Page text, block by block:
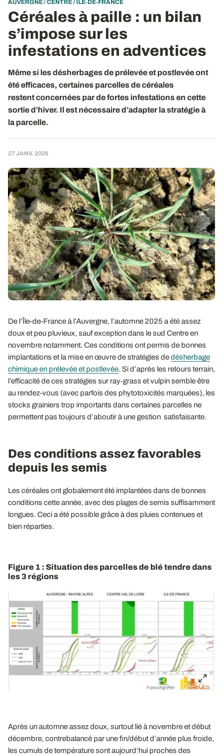
AUVERGNE / CENTRE / ÎLE-DE-FRANCE
Céréales à paille : un bilan
s’impose sur les
infestations en adventices
Même si les désherbages de prélevée et postlevée ont
été efficaces, certaines parcelles de céréales
restent concernées par de fortes infestations en cette
sortie d’hiver. Il est nécessaire d’adapter la stratégie à
la parcelle.
27 JANV. 2026
De l’Île-de-France à l’Auvergne, l’automne 2025 a été assez
doux et peu pluvieux, sauf exception dans le sud Centre en
novembre notamment. Ces conditions ont permis de bonnes
implantations et la mise en œuvre de stratégies dedésherbage
chimique en prélevée et postlevée. Si d’après les retours terrain,
l’efficacité de ces stratégies sur ray-grass et vulpin semble être
au rendez-vous (avec parfois des phytotoxicités marquées), les
stocks grainiers trop importants dans certaines parcelles ne
permettent pas toujours d’aboutir à une gestion satisfaisante.
Des conditions assez favorables
depuis les semis
Les céréales ont globalement été implantées dans de bonnes
conditions cette année, avec des plages de semis suffisamment
longues. Ceci a été possible grâce à des pluies contenues et
bien réparties.
Figure 1 : Situation des parcelles de blé tendre dans
les 3 régions
Après un automne assez doux, surtout lié à novembre et début
décembre, contrebalancé par une fin/début d’année plus froide,
les cumuls de température sont aujourd’hui proches des